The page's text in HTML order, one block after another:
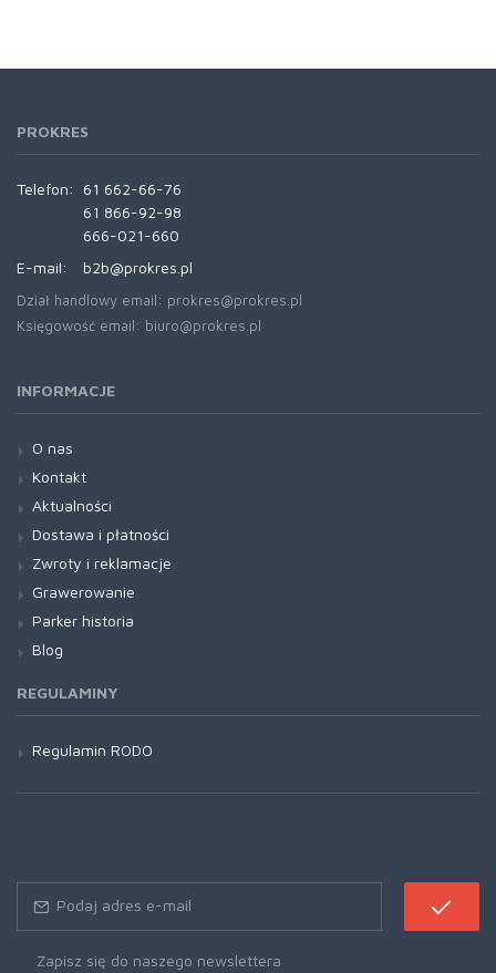
PROKRES
Telefon:
61 662-66-76
61 866-92-98
666-021-660
E-mail:
b2b@prokres.pl
Dział handlowy email: prokres@prokres.pl
Księgowość email: biuro@prokres.pl
INFORMACJE
O nas
Kontakt
Aktualności
Dostawa i płatności
Zwroty i reklamacje
Grawerowanie
Parker historia
Blog
REGULAMINY
Regulamin RODO
Zapisz się do naszego newslettera